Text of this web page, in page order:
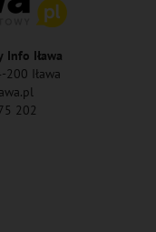
Info Iława
200 Iława
202